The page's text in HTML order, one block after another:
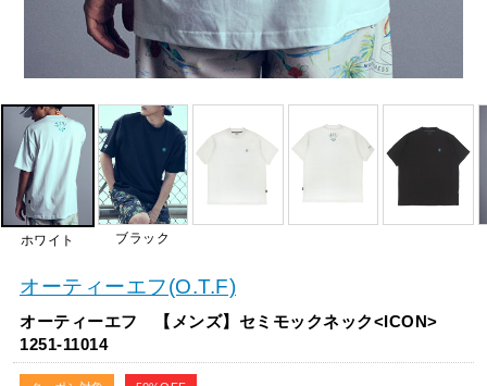
ホワイト ブラック
オーティーエフ(O.T.F)
オーティーエフ 【メンズ】セミモックネック<ICON>
1251-11014